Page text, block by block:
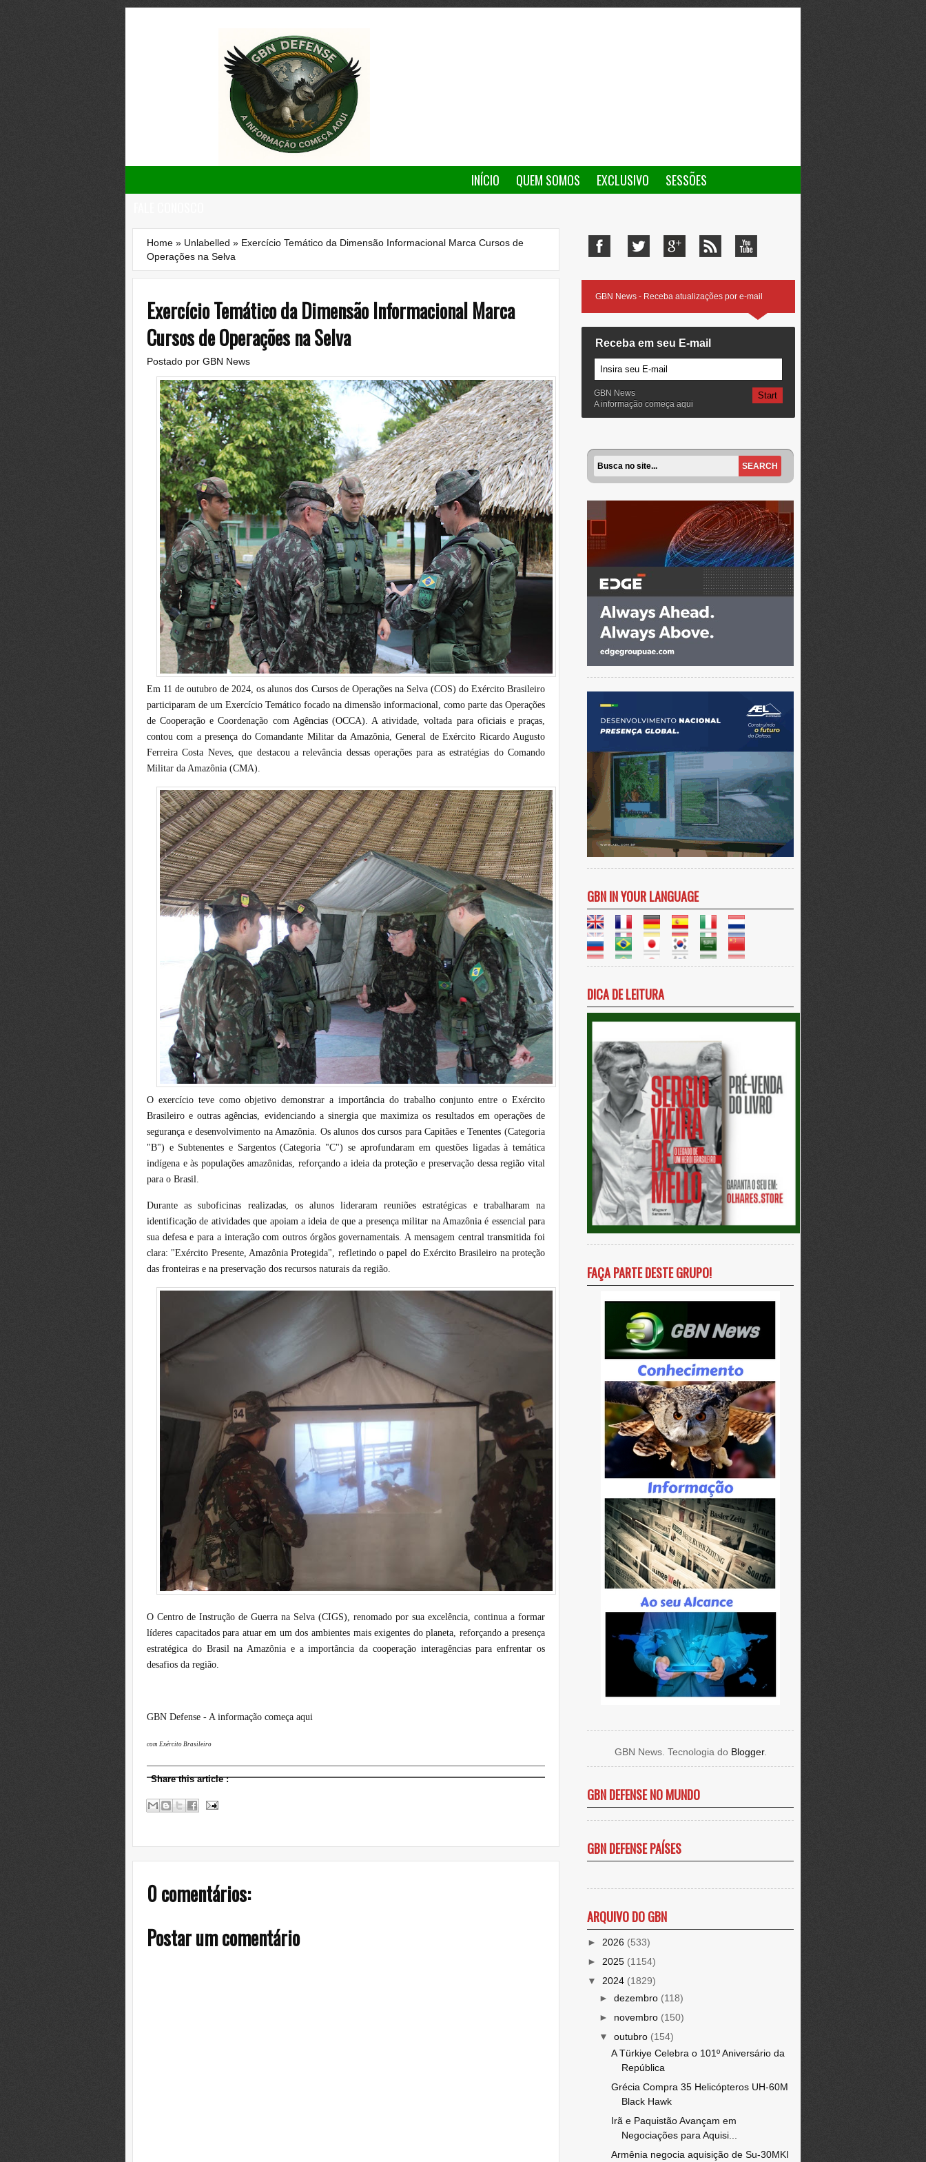
INÍCIO QUEM SOMOS EXCLUSIVO
SESSÕES
Home » Unlabelled » Exercício Temático da Dimensão Informacional Marca Cursos de
Operações na Selva
Exercício Temático da Dimensão Informacional Marca
Cursos de Operações na Selva
Postado por GBN News
Em 11 de outubro de 2024, os alunos dos Cursos de Operações na Selva (COS) do Exército Brasileiro
participaram de um Exercício Temático focado na dimensão informacional, como parte das Operações
de Cooperação e Coordenação com Agências (OCCA). A atividade, voltada para oficiais e praças,
contou com a presença do Comandante Militar da Amazônia, General de Exército Ricardo Augusto
Ferreira Costa Neves, que destacou a relevância dessas operações para as estratégias do Comando
Militar da Amazônia (CMA).
O exercício teve como objetivo demonstrar a importância do trabalho conjunto entre o Exército
Brasileiro e outras agências, evidenciando a sinergia que maximiza os resultados em operações de
segurança e desenvolvimento na Amazônia. Os alunos dos cursos para Capitães e Tenentes (Categoria
"B") e Subtenentes e Sargentos (Categoria "C") se aprofundaram em questões ligadas à temática
indígena e às populações amazônidas, reforçando a ideia da proteção e preservação dessa região vital
para o Brasil.
Durante as suboficinas realizadas, os alunos lideraram reuniões estratégicas e trabalharam na
identificação de atividades que apoiam a ideia de que a presença militar na Amazônia é essencial para
sua defesa e para a interação com outros órgãos governamentais. A mensagem central transmitida foi
clara: "Exército Presente, Amazônia Protegida", refletindo o papel do Exército Brasileiro na proteção
das fronteiras e na preservação dos recursos naturais da região.
O Centro de Instrução de Guerra na Selva (CIGS), renomado por sua excelência, continua a formar
líderes capacitados para atuar em um dos ambientes mais exigentes do planeta, reforçando a presença
estratégica do Brasil na Amazônia e a importância da cooperação interagências para enfrentar os
desafios da região.
GBN Defense - A informação começa aqui
com Exército Brasileiro
Share this article:
0 comentários:
Postar um comentário
GBN News - Receba atualizações por e-mail
Receba em seu E-mail
GBN News
A informação começa aqui
GBN IN YOUR LANGUAGE
DICA DE LEITURA
FAÇA PARTE DESTE GRUPO!
GBN News. Tecnologia do Blogger.
GBN DEFENSE NO MUNDO
GBN DEFENSE PAÍSES
ARQUIVO DO GBN
► 2026 (533)
► 2025 (1154)
▼ 2024 (1829)
► dezembro (118)
► novembro (150)
▼ outubro (154)
A Türkiye Celebra o 101º Aniversário da
República
Grécia Compra 35 Helicópteros UH-60M
Black Hawk
Irã e Paquistão Avançam em
Negociações para Aquisi...
Armênia negocia aquisição de Su-30MKI